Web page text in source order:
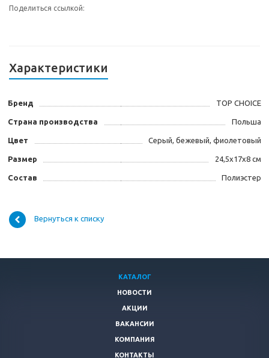
Поделиться ссылкой:
Характеристики
Бренд TOP CHOICE
Страна производства Польша
Цвет Серый, бежевый, фиолетовый
Размер 24,5х17х8 см
Состав Полиэстер
Вернуться к списку
КАТАЛОГ
НОВОСТИ
АКЦИИ
ВАКАНСИИ
КОМПАНИЯ
КОНТАКТЫ